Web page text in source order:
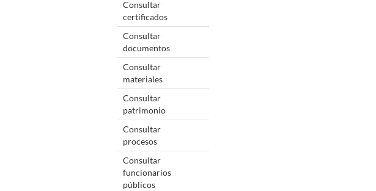
Consultar
certificados
Consultar
documentos
Consultar
materiales
Consultar
patrimonio
Consultar
procesos
Consultar
funcionarios
públicos